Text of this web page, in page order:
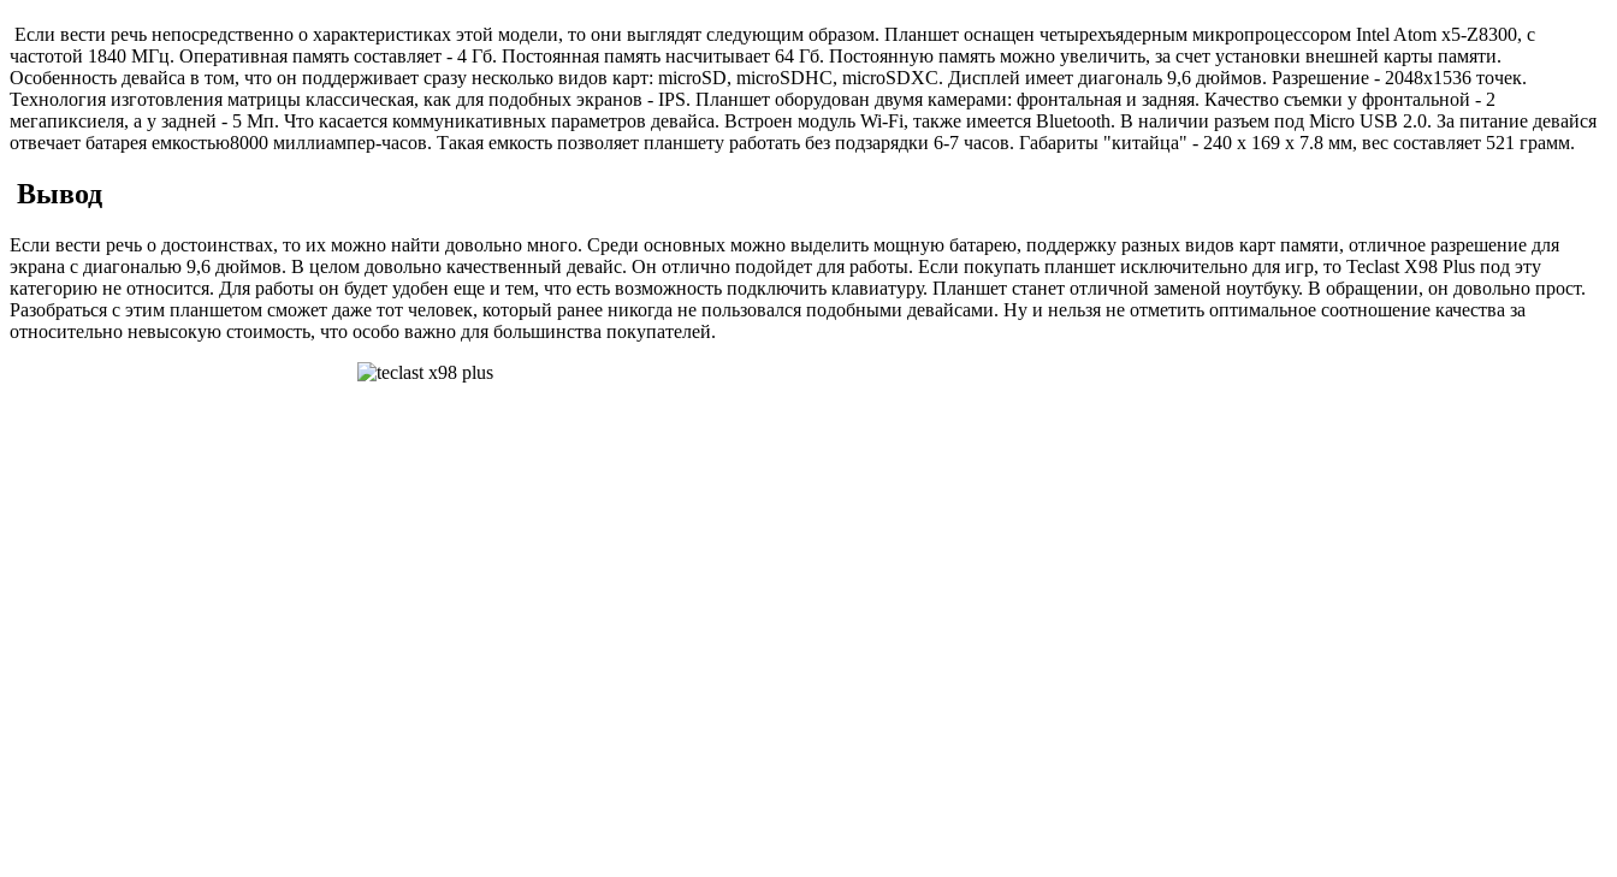
Если вести речь непосредственно о характеристиках этой модели, то они выглядят следующим образом. Планшет оснащен четырехъядерным микропроцессором Intel Atom x5-Z8300, с
частотой 1840 МГц. Оперативная память составляет - 4 Гб. Постоянная память насчитывает 64 Гб. Постоянную память можно увеличить, за счет установки внешней карты памяти.
Особенность девайса в том, что он поддерживает сразу несколько видов карт: microSD, microSDHC, microSDXC. Дисплей имеет диагональ 9,6 дюймов. Разрешение - 2048x1536 точек.
Технология изготовления матрицы классическая, как для подобных экранов - IPS. Планшет оборудован двумя камерами: фронтальная и задняя. Качество съемки у фронтальной - 2
мегапиксиеля, а у задней - 5 Мп. Что касается коммуникативных параметров девайса. Встроен модуль Wi-Fi, также имеется Bluetooth. В наличии разъем под Micro USB 2.0. За питание девайся
отвечает батарея емкостью8000 миллиампер-часов. Такая емкость позволяет планшету работать без подзарядки 6-7 часов. Габариты "китайца" - 240 x 169 x 7.8 мм, вес составляет 521 грамм.
Вывод
Если вести речь о достоинствах, то их можно найти довольно много. Среди основных можно выделить мощную батарею, поддержку разных видов карт памяти, отличное разрешение для
экрана с диагональю 9,6 дюймов. В целом довольно качественный девайс. Он отлично подойдет для работы. Если покупать планшет исключительно для игр, то Teclast X98 Plus под эту
категорию не относится. Для работы он будет удобен еще и тем, что есть возможность подключить клавиатуру. Планшет станет отличной заменой ноутбуку. В обращении, он довольно прост.
Разобраться с этим планшетом сможет даже тот человек, который ранее никогда не пользовался подобными девайсами. Ну и нельзя не отметить оптимальное соотношение качества за
относительно невысокую стоимость, что особо важно для большинства покупателей.